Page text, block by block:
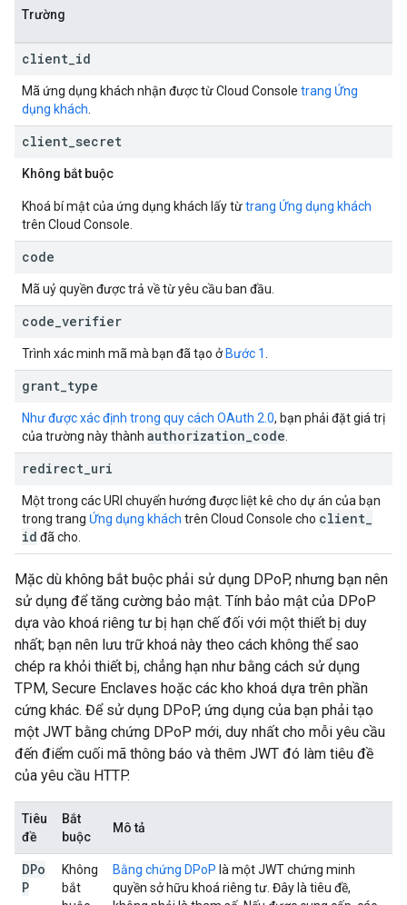
Trường
client id
Mã ứng dụng khách nhận được từ Cloud Console trang Ứng
dụng khách
client secret
Không bắt buộc
Khoá bí mật của ứng dụng khách lấy từtrang Ứng dụng khách
trên Cloud Console.
code
Mã uỷ quyền được trả về từ yêu cầu ban đầu.
code verifier
Trình xác minh mã mà bạn đã tạo ở Bước 1
grant type
Như được xác định trong quy cách OAuth 2.0, bạn phải đặt giá trị
của trường này thành authorization code
redirect uri
Một trong các URI chuyển hướng được liệt kê cho dự án của bạn
trong trang Ứng dụng khách trên Cloud Console cho client
id đã cho.
Mặc dù không bắt buộc phải sử dụng DPoP, nhưng bạn nên
sử dụng để tăng cường bảo mật. Tính bảo mật của DPoP
dựa vào khoá riêng tư bị hạn chế đối với một thiết bị duy
nhất; bạn nên lưu trữ khoá này theo cách không thể sao
chép ra khỏi thiết bị, chẳng hạn như bằng cách sử dụng
TPM, Secure Enclaves hoặc các kho khoá dựa trên phần
cứng khác. Để sử dụng DPoP, ứng dụng của bạn phải tạo
một JWT bằng chứng DPoP mới, duy nhất cho mỗi yêu cầu
đến điểm cuối mã thông báo và thêm JWT đó làm tiêu đề
của yêu cầu HTTP.
Tiêu
đề
Bắt
buộc
Mô tả
DPo
P
Không
bắt
Bằng chứng DPoP là một JWT chứng minh
quyền sở hữu khoá riêng tư. Đây là tiêu đề,